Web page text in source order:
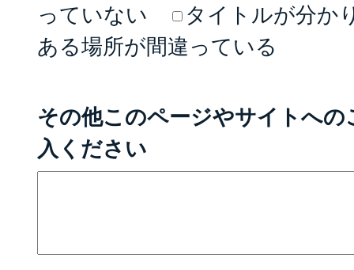
っていない
タイトルが分か
ある場所が間違っている
その他このページやサイトへ
入ください